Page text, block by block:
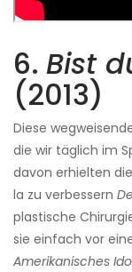
6. Bist
(2013)
Diese
die wir täglich im
davon erhielten
la zu verbessern
plastische
sie einfach vor
Amerikanisches